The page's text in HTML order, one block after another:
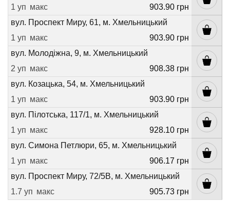
1 уп макс
903.90 грн
вул. Проспект Миру, 61, м. Хмельницький
1 уп макс
903.90 грн
вул. Молодіжна, 9, м. Хмельницький
2 уп макс
908.38 грн
вул. Козацька, 54, м. Хмельницький
1 уп макс
903.90 грн
вул. Пілотська, 117/1, м. Хмельницький
1 уп макс
928.10 грн
вул. Симона Петлюри, 65, м. Хмельницький
1 уп макс
906.17 грн
вул. Проспект Миру, 72/5В, м. Хмельницький
1.7 уп макс 905.73 грн